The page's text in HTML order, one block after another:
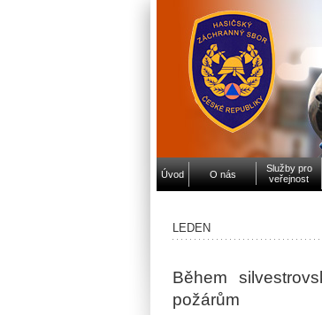
Úvod O nás
Služby pro
veřejnost
LEDEN
Během
požárům